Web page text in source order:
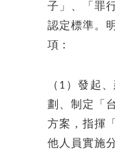
子」、「罪
認定標準。
項：
（1）發起
劃、制定「
方案，指揮
他人員實施